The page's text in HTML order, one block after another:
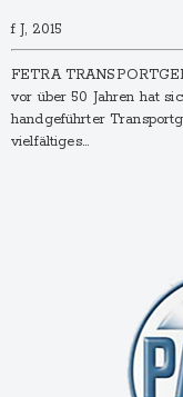
f J, 2015
FETRA
vor über 50 Jahren hat
handgeführter
vielfältiges…